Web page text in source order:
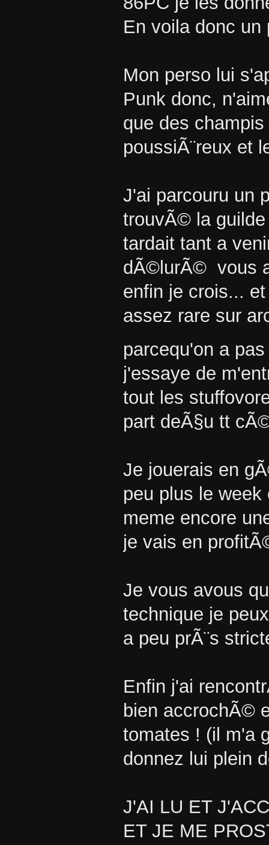
En voila donc
Mon perso lui
Punk donc,
que des
poussiÃ¨reux et
J'ai parcouru un
trouvÃ© la
tardait tant a
dÃ©lurÃ© vous
enfin je crois...
assez rare sur
parcequ'on a
j'essaye de
tout les
part deÃ§u tt
Je jouerais en
peu plus le
meme encore
je vais en
Je vous avous
technique je
a peu prÃ¨s
Enfin j'ai
bien accrochÃ©
tomates ! (il m'a
donnez lui plein
J'AI LU ET
ET JE ME